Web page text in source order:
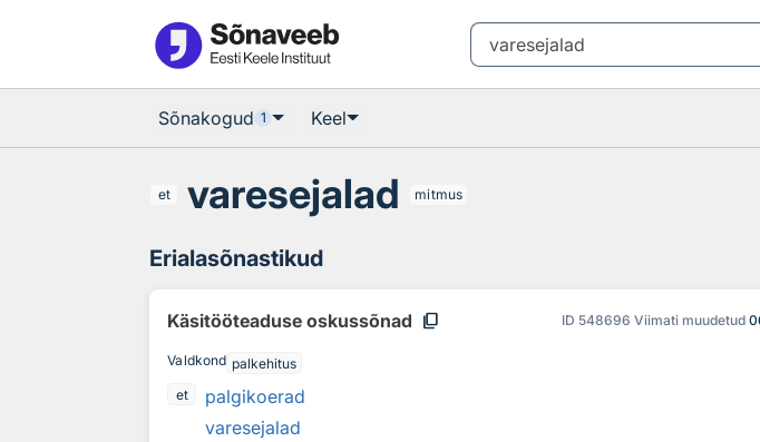
Sõnakogud 1 Keel
et varesejalad mitmus
Erialasõnastikud
Käsitööteaduse oskussõnad content_copy ID 548696 Viimati muudetud
Valdkond palkehitus
et
palgikoerad
varesejalad